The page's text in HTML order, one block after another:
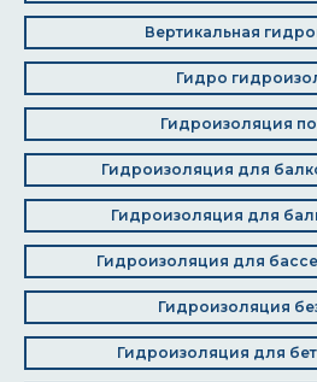
Вертикальная
Гидро
Гидроизоляция
Гидроизоляция для
Гидроизоляция для
Гидроизоляция для
Гидроизоляция
Гидроизоляция для